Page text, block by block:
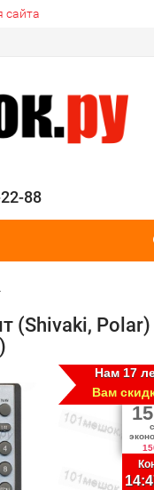
сайта
88
(Shivaki, Polar)
Нам 17
Вам
15